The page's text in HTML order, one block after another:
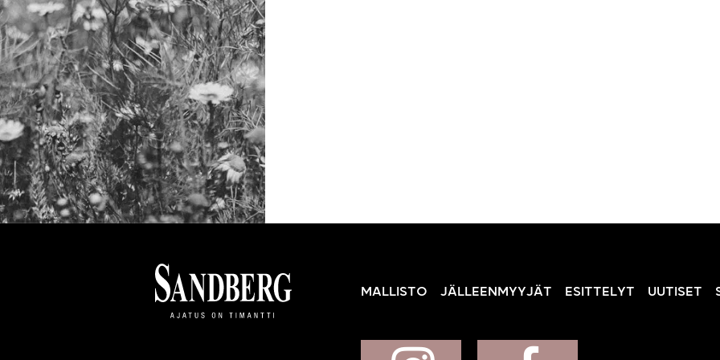
MALLISTO JÄLLEENMYYJÄT ESITTELYT UUTISET